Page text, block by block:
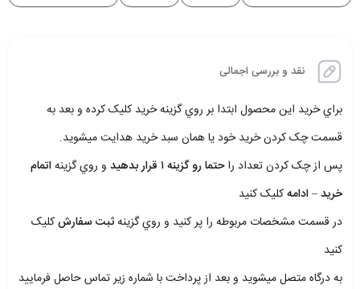
نقد و بررسی اجمالی
براي خريد اين محصول ابتدا بر روي گزينه خريد کليک کرده و بعد به
قسمت چک کردن خريد خود يا همان سبد خريد هدايت ميشويد.
پس از چک کردن تعداد راحتما رو گزينه ۱ قرار بدهيد و روي گزينهاتمام
خريد – ادامهکليک کنيد
در قسمت مشخصات مربوطه را پر کنيد و روي گزينهثبت سفارشکليک
کنيد
به درگاه متصل ميشويد و بعد از پرداخت با شماره زير تماس حاصل فرماييد